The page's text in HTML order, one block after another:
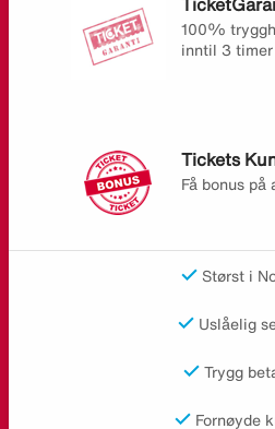
100%
inntil 3 timer
Tickets
Få bonus på
Størst i
Uslåelig
Trygg
Fornøyde